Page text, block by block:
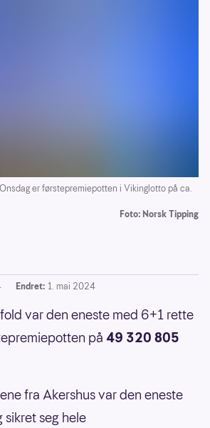
er førstepremiepotten i Vikinglotto på ca.
Foto: Norsk Tipping
Endret: 1. mai 2024
var den eneste med 6+1 rette
på 49 320 805
fra Akershus var den eneste
seg hele